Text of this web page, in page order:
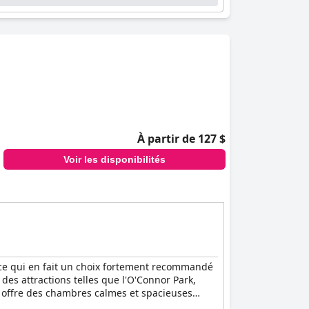
la nécessité d'une climatisation, les
élevées de l'hôtel, tant dans les chambres
à un environnement général bien
mentions spéciales pour l'équipe du
l'expérience globale des clients.
que les lits confortables offrent une
confortables et propices à la relaxation.
dévoué pour offrir un séjour mémorable et
À partir de 127 $
Voir les disponibilités
qui en fait un choix fortement recommandé
attractions telles que l'O'Connor Park,
des chambres calmes et spacieuses